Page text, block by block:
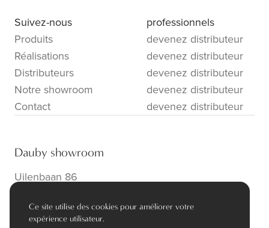
Suivez-nous
Produits
Réalisations
Distributeurs
Notre showroom
Contact
professionnels
devenez distributeur
devenez distributeur
devenez distributeur
devenez distributeur
devenez distributeur
Dauby showroom
Uilenbaan 86
info@dauby.be|+32 3 354 16 86
Ce site utilise des cookies pour améliorer votre
expérience utilisateur.